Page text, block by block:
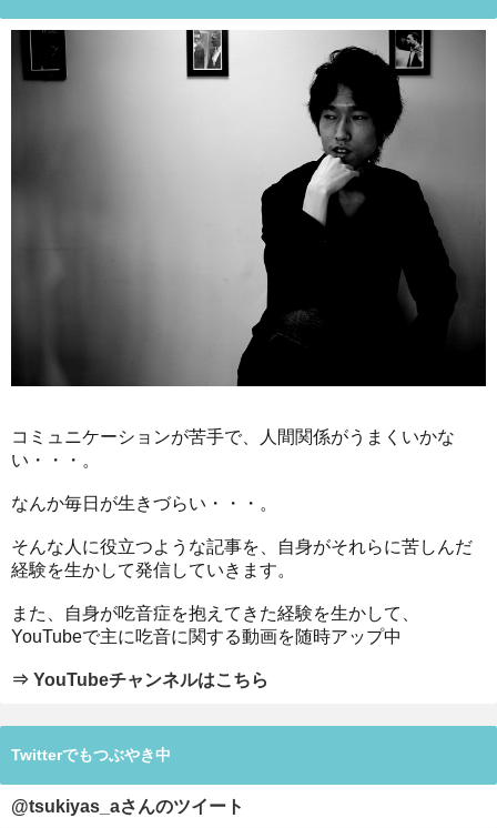
コミュニケーションが苦手で、人間関係がうまくいかな
い・・・。
なんか毎日が生きづらい・・・。
そんな人に役立つような記事を、自身がそれらに苦しんだ
経験を生かして発信していきます。
また、自身が吃音症を抱えてきた経験を生かして、
YouTubeで主に吃音に関する動画を随時アップ中
⇒ YouTubeチャンネルはこちら
Twitterでもつぶやき中
@tsukiyas_aさんのツイート